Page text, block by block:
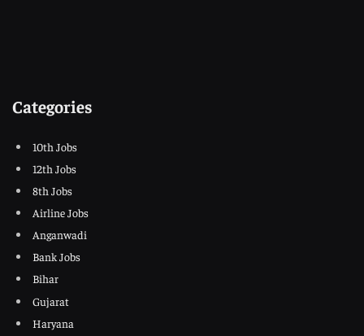
Categories
10th Jobs
12th Jobs
8th Jobs
Airline Jobs
Anganwadi
Bank Jobs
Bihar
Gujarat
Haryana